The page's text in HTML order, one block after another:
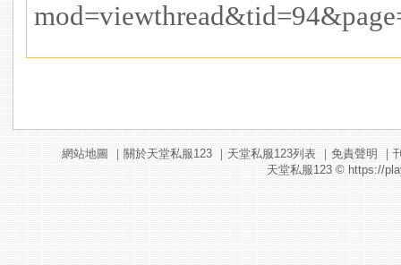
網站地圖 ｜ 關於天堂私服123｜ 天堂私服123列表｜ 免責聲明 ｜
天堂私服123© https://